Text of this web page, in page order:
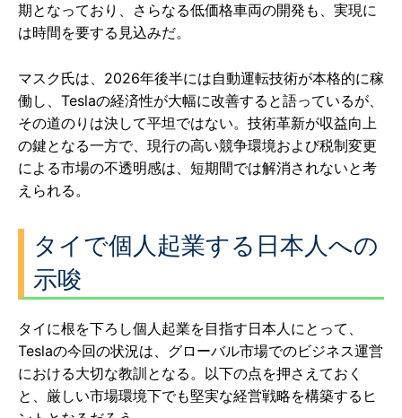
期となっており、さらなる低価格車両の開発も、実現に
は時間を要する見込みだ。
マスク氏は、2026年後半には自動運転技術が本格的に稼
働し、Teslaの経済性が大幅に改善すると語っているが、
その道のりは決して平坦ではない。技術革新が収益向上
の鍵となる一方で、現行の高い競争環境および税制変更
による市場の不透明感は、短期間では解消されないと考
えられる。
タイで個人起業する日本人への
示唆
タイに根を下ろし個人起業を目指す日本人にとって、
Teslaの今回の状況は、グローバル市場でのビジネス運営
における大切な教訓となる。以下の点を押さえておく
と、厳しい市場環境下でも堅実な経営戦略を構築するヒ